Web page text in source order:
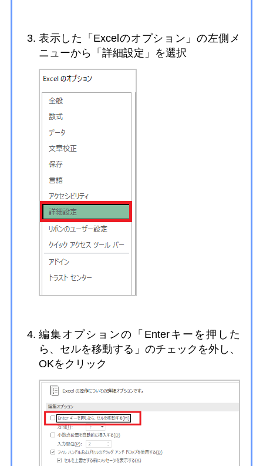
表示した「Excelのオプション」の左側メ
ニューから「詳細設定」を選択
編集オプションの「Enterキーを押した
ら、セルを移動する」のチェックを外し、
OKをクリック